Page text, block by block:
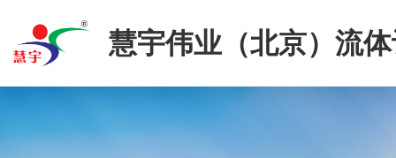
慧宇伟业（北京）流
限公司